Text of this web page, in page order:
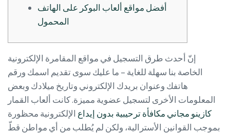
أفضل مواقع ألعاب البوكر على الهاتف
المحمول
إنّ أحدث طرق التسجيل في مواقع المقامرة الإلكترونية
الخاصة بنا سهلة للغاية – ما عليك سوى تقديم اسمك ورقم
هاتفك وعنوان بريدك الإلكتروني وتاريخ ميلادك وبعض
المعلومات الأخرى لتسجيل عضوية مميزة. كانت ألعاب القمار
كازينو مجاني مكافأة ترحيبية بدون إيداع الإلكترونية محظورة
بموجب القوانين الأسترالية، ولكن لم يُطلب من أي مواطن قطّ